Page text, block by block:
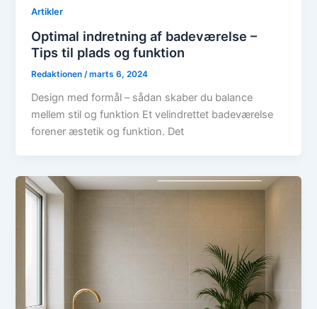
Artikler
Optimal indretning af badeværelse –
Tips til plads og funktion
Redaktionen/marts 6, 2024
Design med formål – sådan skaber du balance
mellem stil og funktion Et velindrettet badeværelse
forener æstetik og funktion. Det